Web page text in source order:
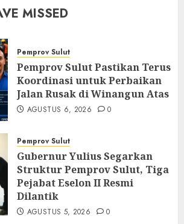
MISSED
Pemprov Sulut
Pemprov Sulut Pastikan Terus
Koordinasi untuk Perbaikan
Jalan Rusak di Winangun Atas
AGUSTUS 6, 2026 0
Pemprov Sulut
Gubernur Yulius Segarkan
Struktur Pemprov Sulut, Tiga
Pejabat Eselon II Resmi
Dilantik
AGUSTUS 5, 2026 0